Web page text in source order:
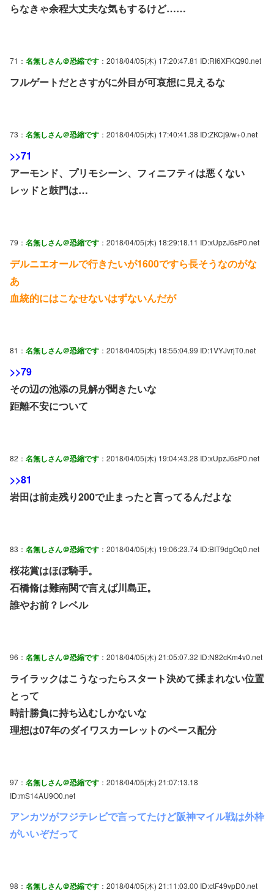
らなきゃ余程大丈夫な気もするけど……
71： 名無しさん＠恐縮です ：2018/04/05(木) 17:20:47.81 ID:RI6XFKQ90.net
フルゲートだとさすがに外目が可哀想に見えるな
73： 名無しさん＠恐縮です ：2018/04/05(木) 17:40:41.38 ID:ZKCj9/w+0.net
>>71
アーモンド、プリモシーン、フィニフティは悪くない
レッドと鼓門は…
79： 名無しさん＠恐縮です ：2018/04/05(木) 18:29:18.11 ID:xUpzJ6sP0.net
デルニエオールで行きたいが1600ですら長そうなのがな
あ
血統的にはこなせないはずないんだが
81： 名無しさん＠恐縮です ：2018/04/05(木) 18:55:04.99 ID:1VYJvrjT0.net
>>79
その辺の池添の見解が聞きたいな
距離不安について
82： 名無しさん＠恐縮です ：2018/04/05(木) 19:04:43.28 ID:xUpzJ6sP0.net
>>81
岩田は前走残り200で止まったと言ってるんだよな
83： 名無しさん＠恐縮です ：2018/04/05(木) 19:06:23.74 ID:BIT9dgOq0.net
桜花賞はほぼ騎手。
石橋脩は難南関で言えば川島正。
誰やお前？レベル
96： 名無しさん＠恐縮です ：2018/04/05(木) 21:05:07.32 ID:N82cKm4v0.net
ライラックはこうなったらスタート決めて揉まれない位置
とって
時計勝負に持ち込むしかないな
理想は07年のダイワスカーレットのペース配分
97： 名無しさん＠恐縮です ：2018/04/05(木) 21:07:13.18
ID:mS14AU9O0.net
アンカツがフジテレビで言ってたけど阪神マイル戦は外枠
がいいぞだって
98： 名無しさん＠恐縮です ：2018/04/05(木) 21:11:03.00 ID:ctF49vpD0.net